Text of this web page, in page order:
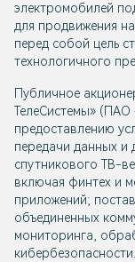
электромобилей
для продвижения
перед собой цель
технологичного
Публичное
ТелеСистемы» (ПАО
предоставлению
передачи данных и
спутникового ТВ-
включая финтех и
приложений;
объединенных
мониторинга,